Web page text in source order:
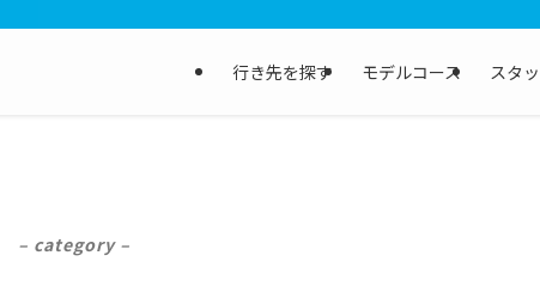
行き先を探す モデルコース スタ
– category –